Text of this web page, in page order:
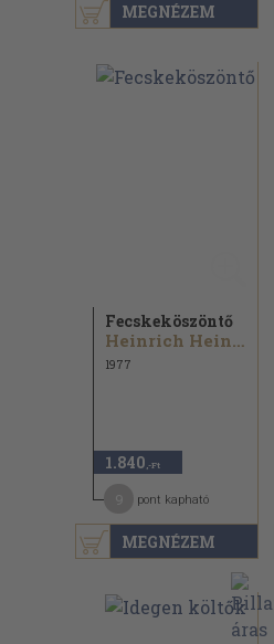
MEGNÉZEM
MEGNÉZEM
Fecskeköszöntő
Heinrich Heine...
1977
1.840 ,-Ft
pont kapható